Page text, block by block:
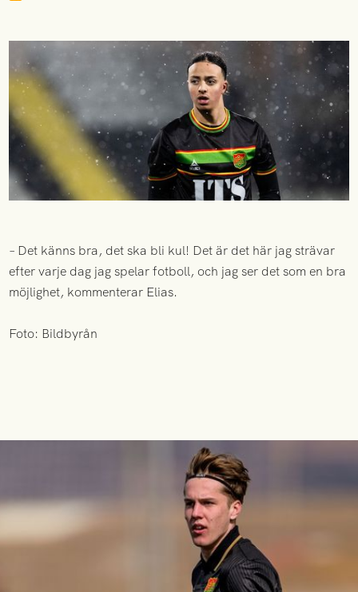
– Det känns bra, det ska bli kul! Det är det här jag strävar
efter varje dag jag spelar fotboll, och jag ser det som en bra
möjlighet, kommenterar Elias.
Foto: Bildbyrån